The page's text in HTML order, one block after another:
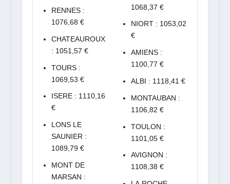
RENNES :
1076,68 €
CHATEAUROUX
: 1051,57 €
TOURS :
1069,53 €
ISERE : 1110,16
€
LONS LE
SAUNIER :
1089,79 €
MONT DE
MARSAN :
1068,37 €
NIORT : 1053,02
€
AMIENS :
1100,77 €
ALBI : 1118,41 €
MONTAUBAN :
1106,82 €
TOULON :
1101,05 €
AVIGNON :
1108,38 €